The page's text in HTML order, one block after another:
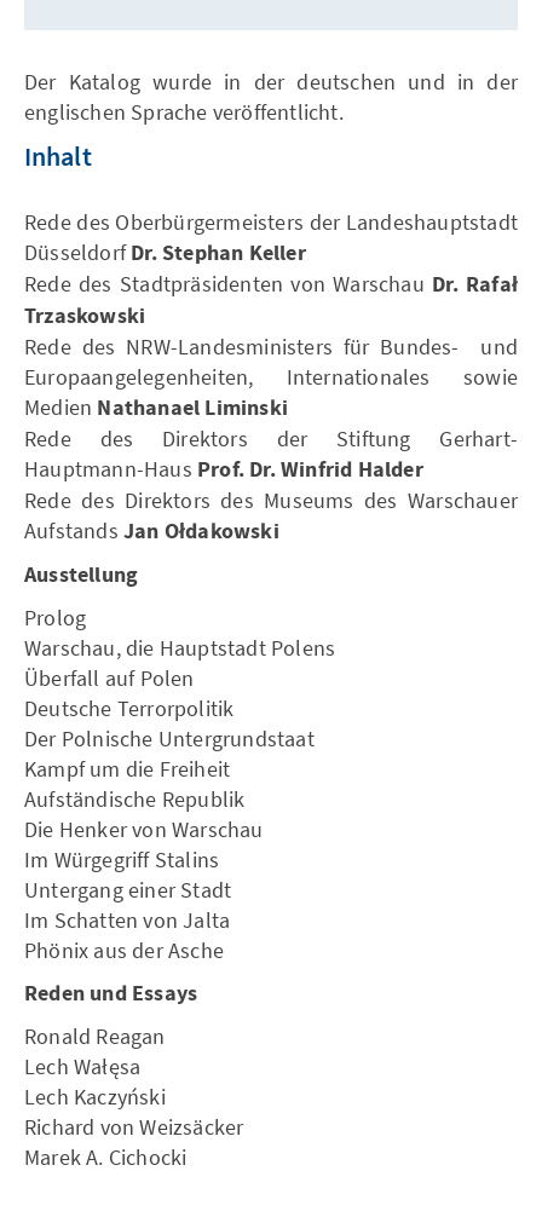
Der Katalog wurde in der deutschen und in der
englischen Sprache veröffentlicht.
Inhalt
Rede des Oberbürgermeisters der Landeshauptstadt
DüsseldorfDr. Stephan Keller
Rede des Stadtpräsidenten von Warschau Dr. Rafał
Trzaskowski
Rede des NRW-Landesministers für Bundes- und
Europaangelegenheiten, Internationales sowie
Medien Nathanael Liminski
Rede des Direktors der Stiftung Gerhart-
Hauptmann-Haus Prof. Dr. Winfrid Halder
Rede des Direktors des Museums des Warschauer
Aufstands Jan Ołdakowski
Ausstellung
Prolog
Warschau, die Hauptstadt Polens
Überfall auf Polen
Deutsche Terrorpolitik
Der Polnische Untergrundstaat
Kampf um die Freiheit
Aufständische Republik
Die Henker von Warschau
Im Würgegriff Stalins
Untergang einer Stadt
Im Schatten von Jalta
Phönix aus der Asche
Reden und Essays
Ronald Reagan
Lech Wałęsa
Lech Kaczyński
Richard von Weizsäcker
Marek A. Cichocki